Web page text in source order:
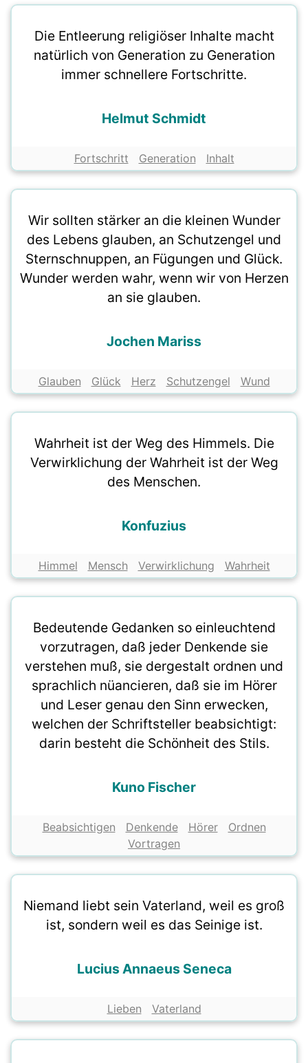
Die Entleerung religiöser Inhalte macht
natürlich von Generation zu Generation
immer schnellere Fortschritte.
Helmut Schmidt
Fortschritt Generation Inhalt
Wir sollten stärker an die kleinen Wunder
des Lebens glauben, an Schutzengel und
Sternschnuppen, an Fügungen und Glück.
Wunder werden wahr, wenn wir von Herzen
an sie glauben.
Jochen Mariss
Glauben Glück Herz Schutzengel Wund
Wahrheit ist der Weg des Himmels. Die
Verwirklichung der Wahrheit ist der Weg
des Menschen.
Konfuzius
Himmel Mensch Verwirklichung Wahrheit
Bedeutende Gedanken so einleuchtend
vorzutragen, daß jeder Denkende sie
verstehen muß, sie dergestalt ordnen und
sprachlich nüancieren, daß sie im Hörer
und Leser genau den Sinn erwecken,
welchen der Schriftsteller beabsichtigt:
darin besteht die Schönheit des Stils.
Kuno Fischer
Beabsichtigen Denkende Hörer
Ordnen
Vortragen
Niemand liebt sein Vaterland, weil es groß
ist, sondern weil es das Seinige ist.
Lucius Annaeus Seneca
Lieben Vaterland